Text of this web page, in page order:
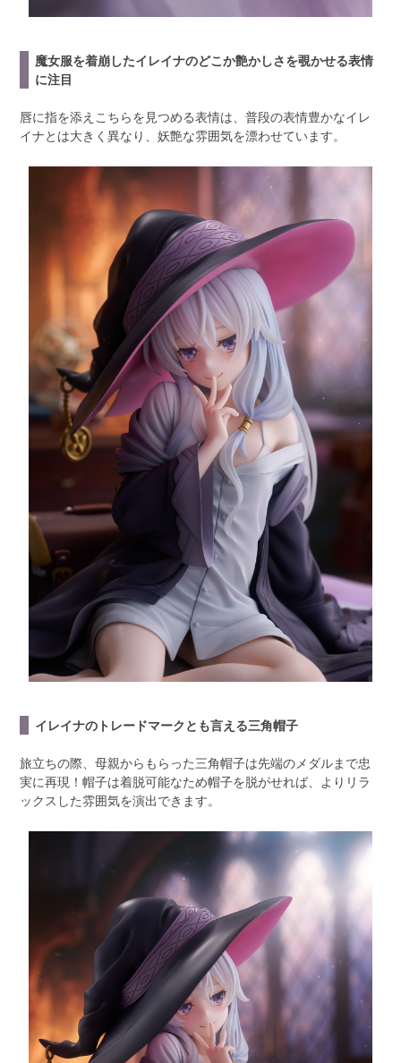
魔女服を着崩したイレイナのどこか艶かしさを覗かせる表情
に注目
唇に指を添えこちらを見つめる表情は、普段の表情豊かなイレ
イナとは大きく異なり、妖艶な雰囲気を漂わせています。
イレイナのトレードマークとも言える三角帽子
旅立ちの際、母親からもらった三角帽子は先端のメダルまで忠
実に再現！帽子は着脱可能なため帽子を脱がせれば、よりリラ
ックスした雰囲気を演出できます。